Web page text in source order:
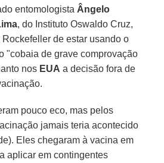
entomologista Ângelo
, do Instituto Oswaldo Cruz,
de estar usando o
"cobaia de grave comprovação
nos EUA a decisão fora de
pouco eco, mas pelos
jamais teria acontecido
Eles chegaram à vacina em
aplicar em contingentes